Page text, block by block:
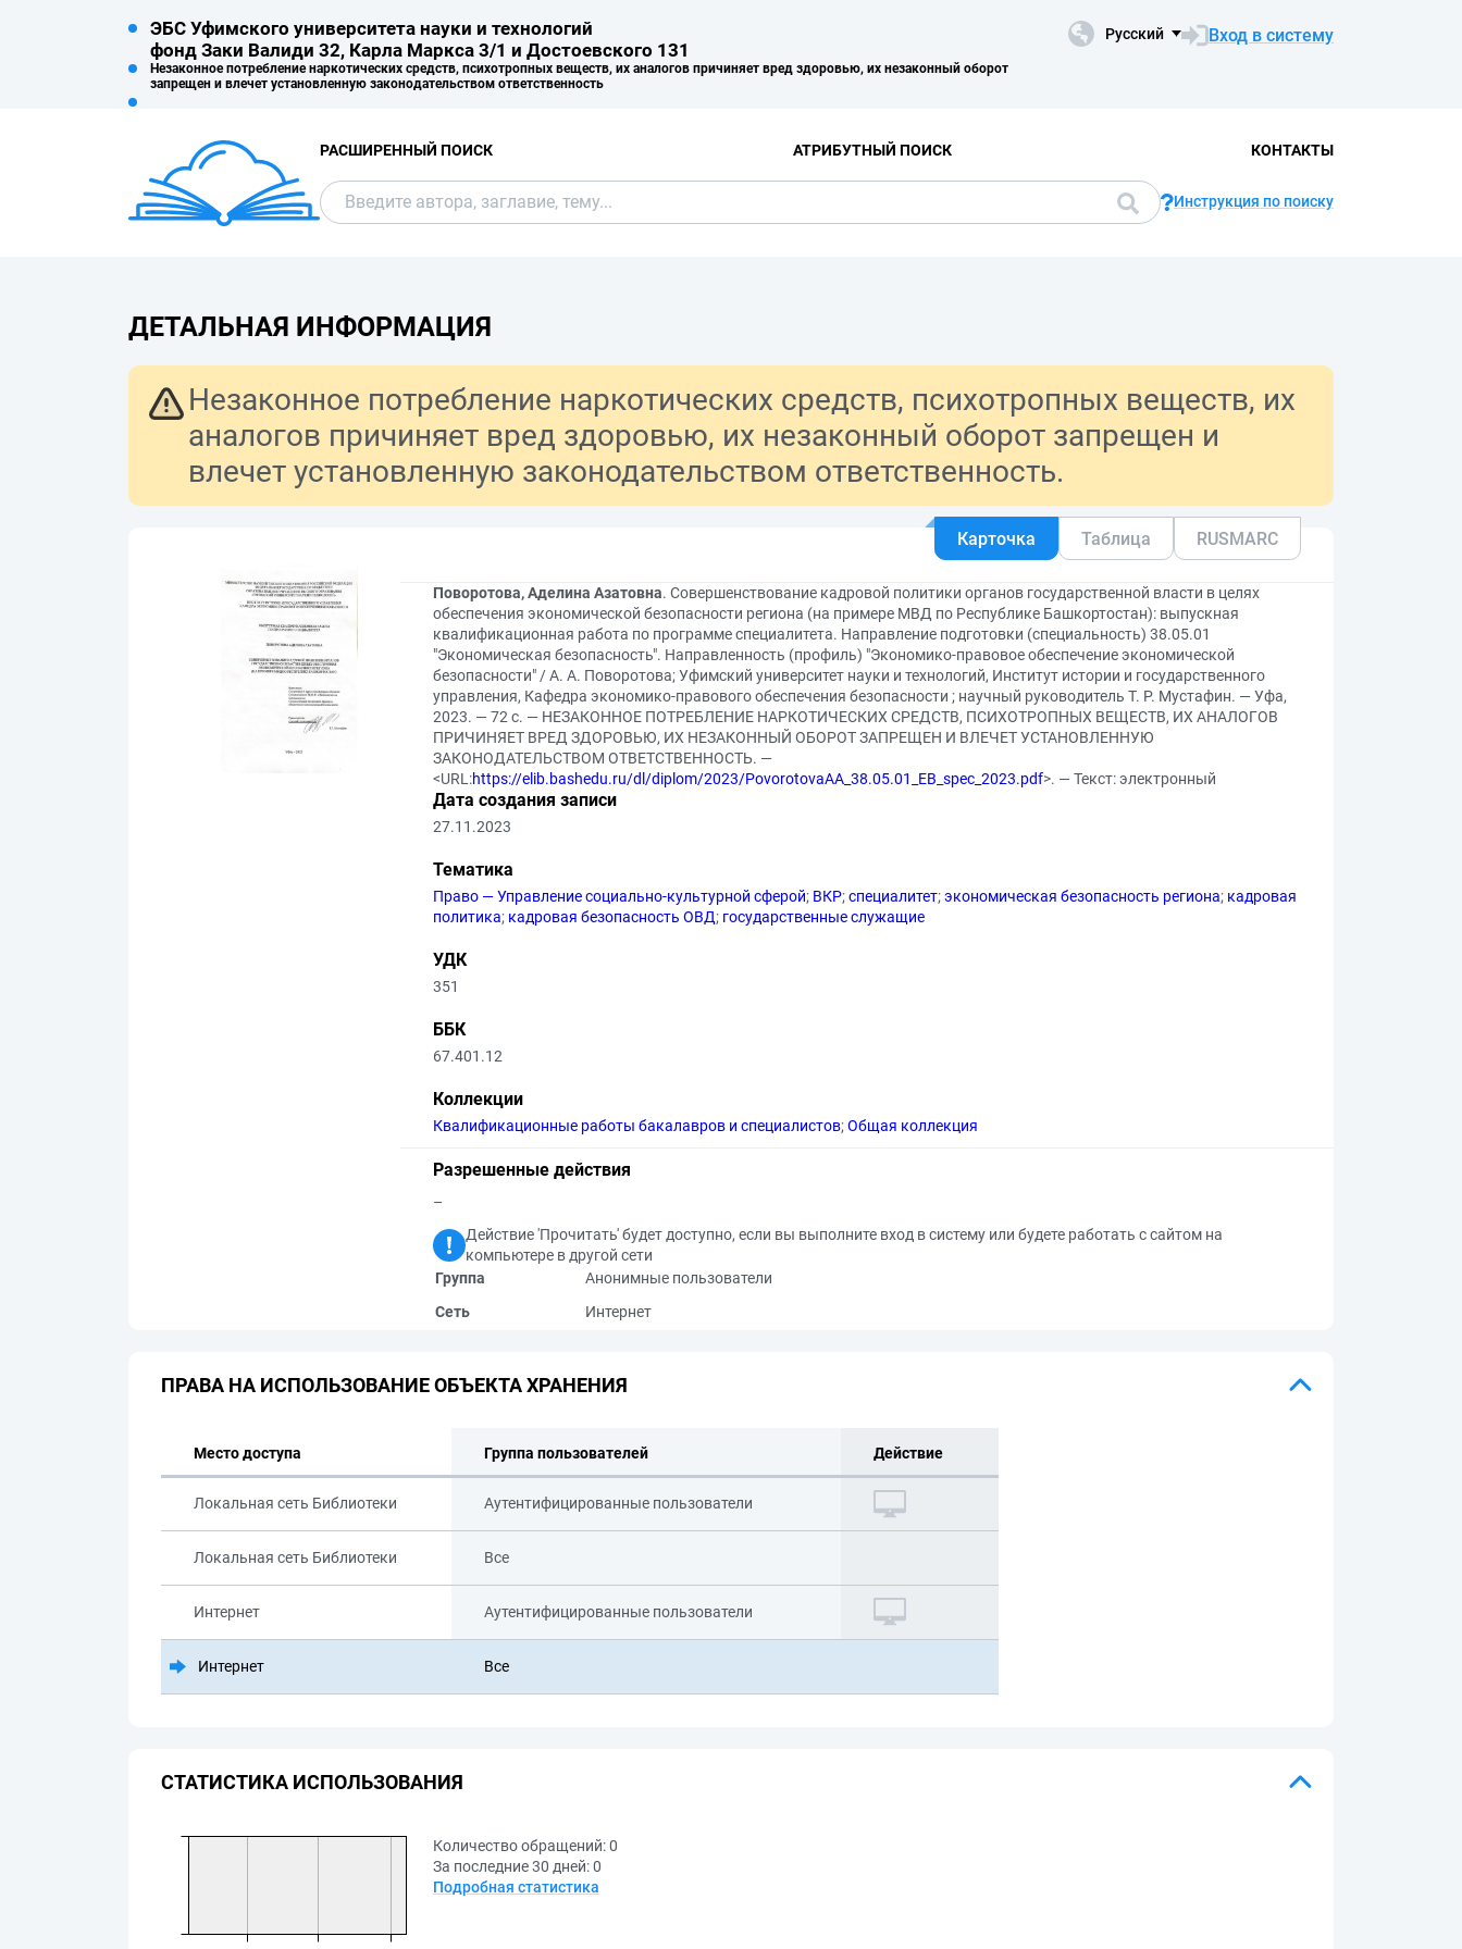
ЭБС Уфимского университета науки и технологий
фонд Заки Валиди 32, Карла Маркса 3/1 и Достоевского 131
Незаконное потребление наркотических средств, психотропных веществ, их аналогов причиняет вред здоровью, их незаконный оборот
запрещен и влечет установленную законодательством ответственность
Русский Вход в систему
РАСШИРЕННЫЙ ПОИСК АТРИБУТНЫЙ ПОИСК КОНТАКТЫ
Инструкция по поиску
ДЕТАЛЬНАЯ ИНФОРМАЦИЯ
Незаконное потребление наркотических средств, психотропных веществ, их
аналогов причиняет вред здоровью, их незаконный оборот запрещен и
влечет установленную законодательством ответственность.
Карточка Таблица RUSMARC
Поворотова, Аделина Азатовна. Совершенствование кадровой политики органов государственной власти в целях
обеспечения экономической безопасности региона (на примере МВД по Республике Башкортостан): выпускная
квалификационная работа по программе специалитета. Направление подготовки (специальность) 38.05.01
"Экономическая безопасность". Направленность (профиль) "Экономико-правовое обеспечение экономической
безопасности" / А. А. Поворотова; Уфимский университет науки и технологий, Институт истории и государственного
управления, Кафедра экономико-правового обеспечения безопасности ; научный руководитель Т. Р. Мустафин. — Уфа,
2023. — 72 с. — НЕЗАКОННОЕ ПОТРЕБЛЕНИЕ НАРКОТИЧЕСКИХ СРЕДСТВ, ПСИХОТРОПНЫХ ВЕЩЕСТВ, ИХ АНАЛОГОВ
ПРИЧИНЯЕТ ВРЕД ЗДОРОВЬЮ, ИХ НЕЗАКОННЫЙ ОБОРОТ ЗАПРЕЩЕН И ВЛЕЧЕТ УСТАНОВЛЕННУЮ
ЗАКОНОДАТЕЛЬСТВОМ ОТВЕТСТВЕННОСТЬ. —
<URL:https://elib.bashedu.ru/dl/diplom/2023/PovorotovaAA_38.05.01_EB_spec_2023.pdf>. — Текст: электронный
Дата создания записи
27.11.2023
Тематика
Право — Управление социально-культурной сферой; ВКР;специалитет;экономическая безопасность региона; кадровая
политика; кадровая безопасность ОВД; государственные служащие
УДК
351
ББК
67.401.12
Коллекции
Квалификационные работы бакалавров и специалистов;Общая коллекция
Разрешенные действия
–
Действие 'Прочитать' будет доступно, если вы выполните вход в систему или будете работать с сайтом на
компьютере в другой сети
Группа
Анонимные пользователи
Сеть
Интернет
ПРАВА НА ИСПОЛЬЗОВАНИЕ ОБЪЕКТА ХРАНЕНИЯ
Место доступа Группа пользователей Действие
Локальная сеть Библиотеки Аутентифицированные пользователи
Локальная сеть Библиотеки Все
Интернет Аутентифицированные пользователи
Интернет Все
СТАТИСТИКА ИСПОЛЬЗОВАНИЯ
Количество обращений:0
За последние 30 дней:0
Подробная статистика